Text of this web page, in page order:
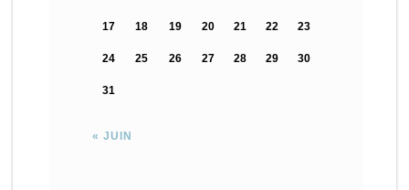
« JUIN
17 18 19 20 21 22 23
24 25 26 27 28 29 30
31